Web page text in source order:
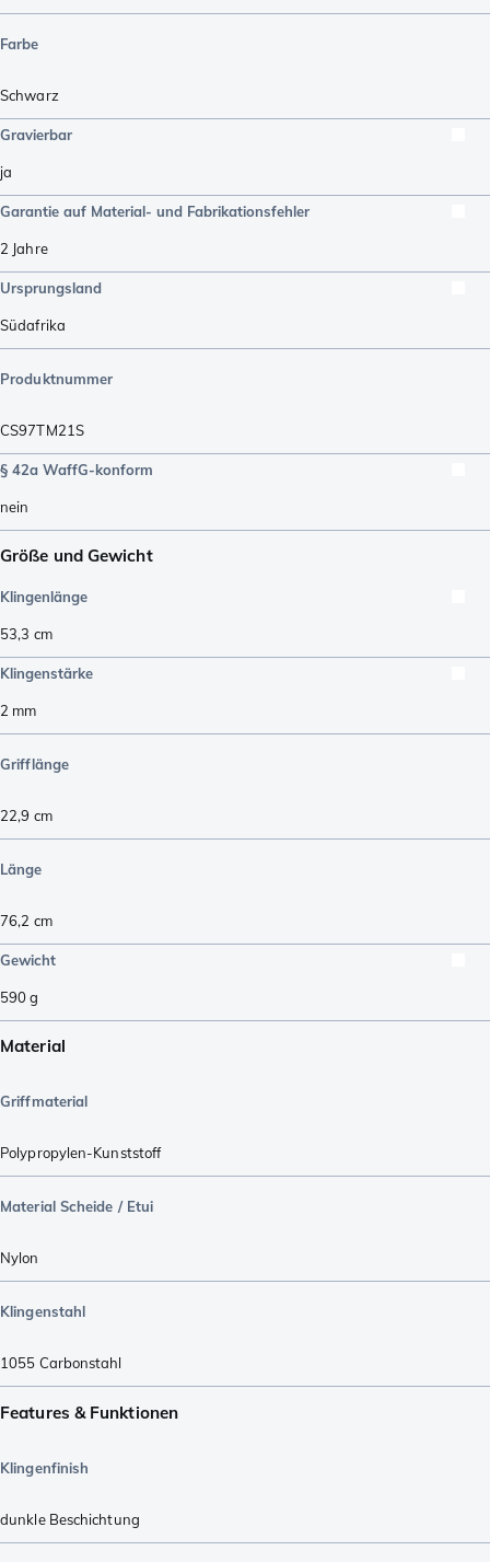
Farbe
Schwarz
Gravierbar
ja
Garantie auf Material- und Fabrikationsfehler
2 Jahre
Ursprungsland
Südafrika
Produktnummer
CS97TM21S
§ 42a WaffG-konform
nein
Größe und Gewicht
Klingenlänge
53,3 cm
Klingenstärke
2 mm
Grifflänge
22,9 cm
Länge
76,2 cm
Gewicht
590g
Material
Griffmaterial
Polypropylen-Kunststoff
Material Scheide / Etui
Nylon
Klingenstahl
1055 Carbonstahl
Features & Funktionen
Klingenfinish
dunkle Beschichtung